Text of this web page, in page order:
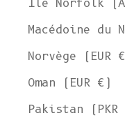
Île Norfolk
Macédoine du
Norvège (EUR
Oman (EUR €)
Pakistan (PKR